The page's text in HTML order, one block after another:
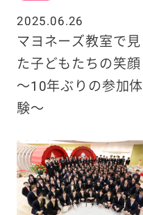
2025.06.26
マヨネーズ教室で見
た子どもたちの笑顔
〜10年ぶりの参加体
験〜